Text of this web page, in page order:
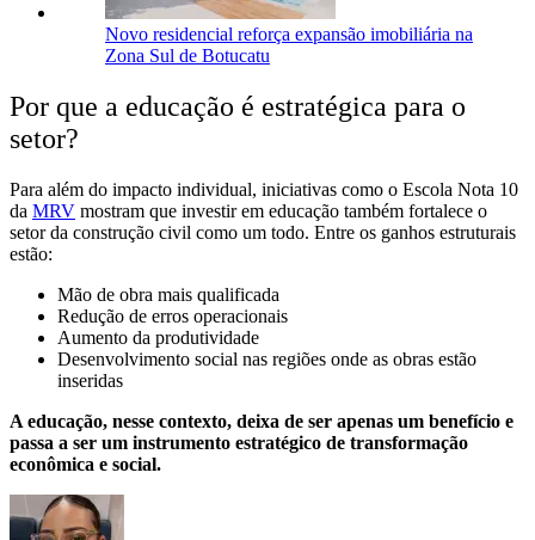
Novo residencial reforça expansão imobiliária na
Zona Sul de Botucatu
Por que a educação é estratégica para o
setor?
Para além do impacto individual, iniciativas como o Escola Nota 10
da MRV mostram que investir em educação também fortalece o
setor da construção civil como um todo. Entre os ganhos estruturais
estão:
Mão de obra mais qualificada
Redução de erros operacionais
Aumento da produtividade
Desenvolvimento social nas regiões onde as obras estão
inseridas
A educação, nesse contexto, deixa de ser apenas um benefício e
passa a ser um instrumento estratégico de transformação
econômica e social.